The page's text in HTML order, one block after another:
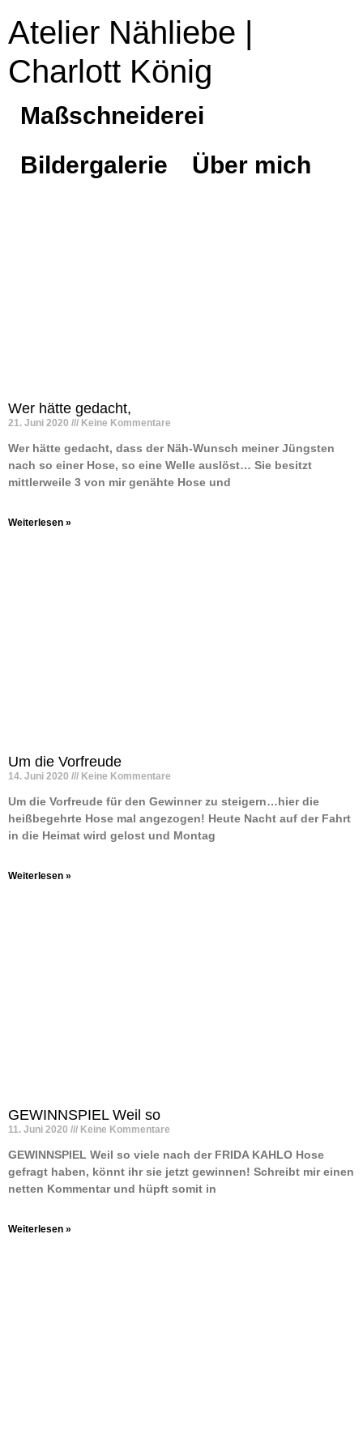
Atelier Nähliebe |
Charlott König
Maßschneiderei
Bildergalerie
Über mich
Wer hätte gedacht,
21. Juni 2020 Keine Kommentare
Wer hätte gedacht, dass der Näh-Wunsch meiner Jüngsten
nach so einer Hose, so eine Welle auslöst… Sie besitzt
mittlerweile 3 von mir genähte Hose und
Weiterlesen »
Um die Vorfreude
14. Juni 2020 Keine Kommentare
Um die Vorfreude für den Gewinner zu steigern…hier die
heißbegehrte Hose mal angezogen! Heute Nacht auf der Fahrt
in die Heimat wird gelost und Montag
Weiterlesen »
GEWINNSPIEL Weil so
11. Juni 2020 Keine Kommentare
GEWINNSPIEL Weil so viele nach der FRIDA KAHLO Hose
gefragt haben, könnt ihr sie jetzt gewinnen! Schreibt mir einen
netten Kommentar und hüpft somit in
Weiterlesen »